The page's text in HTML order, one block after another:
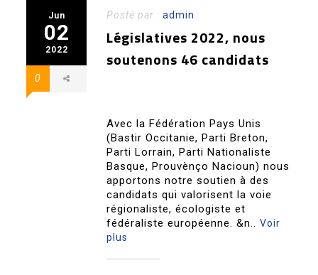
Jun
02
2022
0
Posté par :admin
Législatives 2022, nous
soutenons 46 candidats
Avec la Fédération Pays Unis
(Bastir Occitanie, Parti Breton,
Parti Lorrain, Parti Nationaliste
Basque, Prouvènço Nacioun) nous
apportons notre soutien à des
candidats qui valorisent la voie
régionaliste, écologiste et
fédéraliste européenne. &n..Voir
plus